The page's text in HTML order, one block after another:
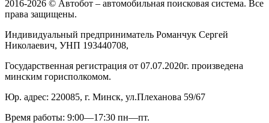
2016-2026 © Автобот – автомобильная поисковая система. Все
права защищены.
Индивидуальный предприниматель Романчук Сергей
Николаевич, УНП 193440708,
Государственная регистрация от 07.07.2020г. произведена
минским горисполкомом.
Юр. адрес: 220085, г. Минск, ул.Плеханова 59/67
Время работы: 9:00—17:30 пн—пт.